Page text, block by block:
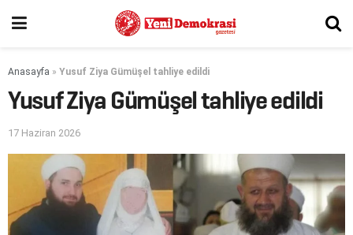
Anasayfa » Yusuf Ziya Gümüşel tahliye edildi
Yusuf Ziya Gümüşel tahliye edildi
17 Haziran 2026